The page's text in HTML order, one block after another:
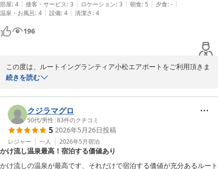
フロント　陳
小松天然温泉ルートイングランティア小松エアポート
2026-06-08
部屋: 4 | 接客・サービス: 3 | ロケーション: 3 | 朝食: 5 | 夕食: - |
温泉・お風呂: 4 | 設備: 4 | 清潔さ: 4
196
この度は、ルートイングランティア小松エアポートをご利用頂きま
して、誠にありがとうございます。
当ホテルに併設しております270台分の無料平置き駐車場が、お客
様の利便性向上につながりましたこと、大変嬉しく存じます。
また小松空港や小松インターチェンジにも近く、お車や飛行機でご
移動されるお客様には便利な立地となっており、多くの方にご好評
をいただいております。
今後もサービスの向上に努めて参ります。
続きを読む
クジラマグロ
50代/男性 |83件のクチコミ
5 2026年5月26日投稿
レジャー 一人 2026年5月宿泊
かけ流し温泉最高！宿泊する価値あり
かけ流しの温泉が最高です、それだけで宿泊する価値が充分あるルート